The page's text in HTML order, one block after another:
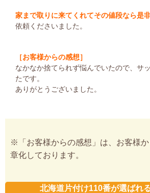
家まで取りに来てくれてその値段なら是
依頼くださいました。
［お客様からの感想］
なかなか捨てられず悩んでいたので、サ
たです。
ありがとうございました。
※「お客様からの感想」は、お客様
章化しております。
北海道片付け110番が選ばれ